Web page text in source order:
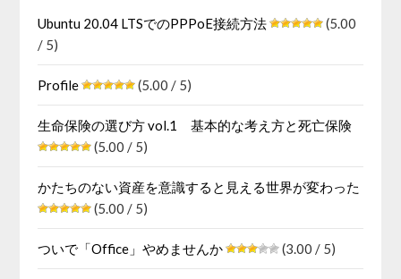
Ubuntu 20.04 LTSでのPPPoE接続方法
(5.00
/ 5)
Profile (5.00 / 5)
生命保険の選び方 vol.1 基本的な考え方と死亡保険
(5.00 / 5)
かたちのない資産を意識すると見える世界が変わった
(5.00 / 5)
ついで「Office」やめませんか (3.00 / 5)